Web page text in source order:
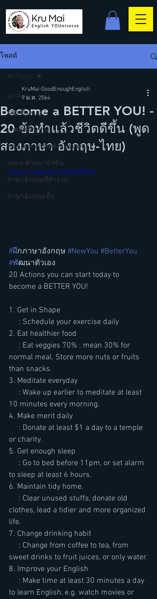
โพสต์
All Posts
คลิปทั้งหมด
เทคนิคฝึกภาษา
ประโยค/คำศัพท์/แกรมม่า
เพลง/คำคม/ขำขัน
ภาษาอังกฤษที่ทำงาน
ภาษาอังกฤษเด็ก
All Posts
Become a BETTER YOU! -
20 ข้อทำแล้วชีวิตดีขึ้น (พูด
สองภาษา อังกฤษ-ไทย)
KruMai-GoodEnoughEnglish
9 ม.ค. 2564
https://youtu.be/c9AgxNM9ilA
#ฝึกภาษาอังกฤษ #NewYou #BetterYou
#พัฒนาตัวเอง
20 Actions you can start today to
become a BETTER YOU!
1. Get in Shape
     : Schedule your exercise daily
2. Eat healthier food
normal meal. Store more nuts or fruits
than snacks.
3. Meditate everyday
10 minutes every morning.
4. Make merit daily
or charity.
5. Get enough sleep
to sleep at least 6 hours.
6. Maintain tidy home.
clothes, lead a tidier and more organized
life.
7. Change drinking habit
sweet drinks to fruit juices, or only water.
8. Improve your English
to learn English, e.g. watch movies or